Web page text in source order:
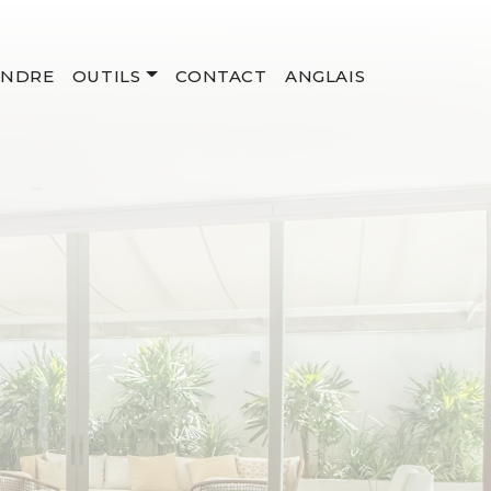
OUTILS CONTACT ANGLAIS